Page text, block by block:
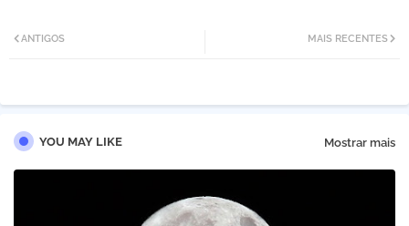
pp
MAIS RECENTES
ANTIGOS
YOU MAY LIKE Mostrar mais